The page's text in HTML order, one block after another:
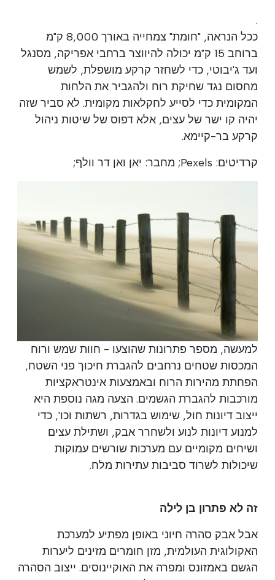
.
ככל הנראה, "חומת" צמחייה באורך 8,000 ק"מ
ברוחב 15 ק"מ יכולה להיווצר ברחבי אפריקה, מסנגל
ועד ג'יבוטי, כדי לשחזר קרקע מושפלת, לשמש
מחסום נגד שחיקת רוח ולהגביר את הלחות
המקומית כדי לסייע לחקלאות מקומית. לא סביר שזה
יהיה קו ישר של עצים, אלא דפוס של שיטות ניהול
קרקע בר-קיימא.
קרדיטים: Pexels; מחבר: יאן ואן דר וולף;
למעשה, מספר פתרונות שהוצעו - חוות שמש ורוח
המכסות שטחים נרחבים להגברת חיכוך פני השטח,
הפחתת מהירות הרוח ובאמצעות אינטראקציות
מורכבות להגברת הגשמים. הצעה מגה נוספת היא
ייצוב דיונות חול, שימוש בגדרות, רשתות וכו', כדי
למנוע דיונות לנוע ולשחרר אבק, ושתילת עצים
ושיחים מקומיים עם מערכות שורשים עמוקות
שיכולות לשרוד סביבות עתירות מלח.
זה לא פתרון בן לילה
אבל אבק סהרה חיוני באופן מפתיע למערכת
האקולוגית העולמית, מזן חומרים מזינים ליערות
הגשם באמזונס ומפרה את האוקיינוסים. ייצוב הסהרה